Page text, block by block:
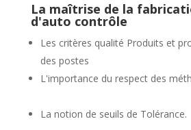
La maîtrise de la
d'auto contrôle
Les critères qualité Produits et
des postes
L'importance du respect des
La notion de seuils de Tolérance.